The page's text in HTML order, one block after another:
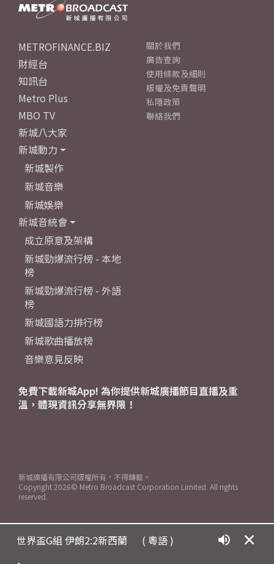
世界盃G組 伊朗2:2新西蘭 ( 粵語 )
METROFINANCE.BIZ
財經台
知訊台
Metro Plus
MBO TV
新城八大家
新城動力
新城製作
新城音樂
新城娛樂
新城音統會
成立原意及架構
新城勁爆流行榜 - 本地
榜
新城勁爆流行榜 - 外語
榜
新城國語力排行榜
新城歌曲播放榜
音樂意見反映
關於我們
廣告查詢
使用條款及細則
版權及免責聲明
私隱政策
聯絡我們
免費下載新城App! 為你提供新城廣播節目直播及重
溫，體現資訊分享無界限！
新城廣播有限公司版權所有，不得轉載。
Copyright 2026© Metro Broadcast Corporation Limited. All rights
reserved.